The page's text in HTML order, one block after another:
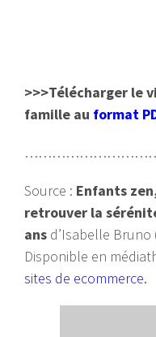
>>>Télécharger le
famille au format
Source : Enfants
retrouver la
ans d’Isabelle
Disponible en
sites de ecommerce.